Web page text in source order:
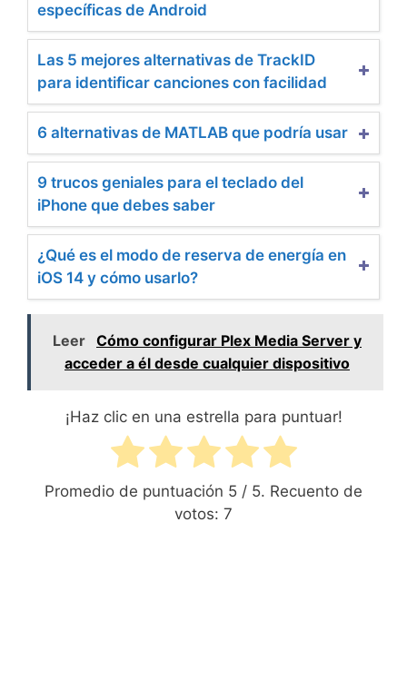
específicas de Android
Las 5 mejores alternativas de TrackID
para identificar canciones con facilidad
6 alternativas de MATLAB que podría usar
9 trucos geniales para el teclado del
iPhone que debes saber
¿Qué es el modo de reserva de energía en
iOS 14 y cómo usarlo?
Leer Cómo configurar Plex Media Server y
acceder a él desde cualquier dispositivo
¡Haz clic en una estrella para puntuar!
Promedio de puntuación 5 / 5. Recuento de
votos: 7